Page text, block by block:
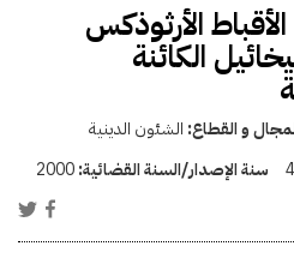
الأرثوذكس
الكائنة
و القطاع: الشئون الدينية
سنة الإصدار/السنة القضائية:2000